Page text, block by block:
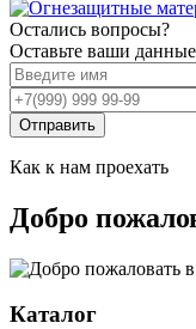
Остались вопросы?
Оставьте ваши
Отправить
Как к нам проехать
Добро
Каталог